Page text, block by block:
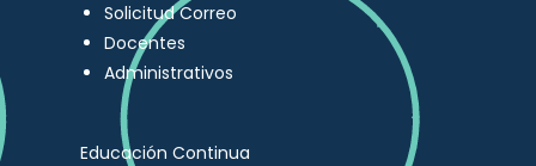
Solicitud Correo
Docentes
Administrativos
Educación Continua